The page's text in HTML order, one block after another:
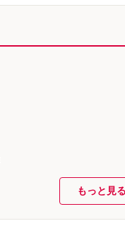
もっと見る